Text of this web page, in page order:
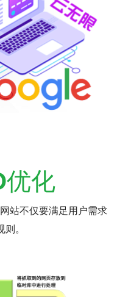
优化
站不仅要满足用户需求
。